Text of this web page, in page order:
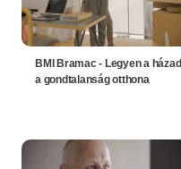
BMI Bramac - Legyen a házad
a gondtalanság otthona